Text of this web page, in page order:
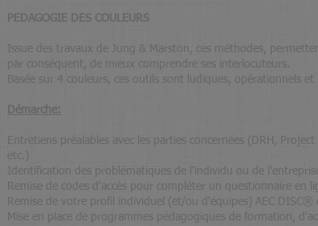
PEDAGOGIE DES COULEURS
Issue des travaux de Jung & Marston, ces méthodes,
par conséquent, de mieux comprendre ses interlocuteurs.
Basée sur 4 couleurs, ces outils sont ludiques, opérationnels et
Démarche:
Entretiens préalables avec les parties concernées (DRH,
etc.)
Identification des problématiques de l'individu ou de
Remise de codes d'accès pour compléter un questionnaire en
Remise de votre profil individuel (et/ou d'équipes) AEC
Mise en place de programmes pédagogiques de formation,